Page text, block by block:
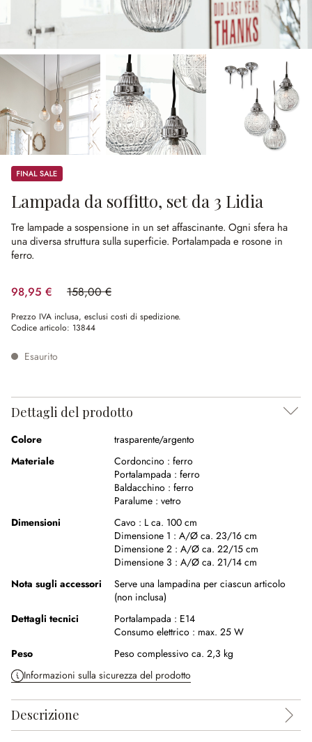
Sale
Lampada da soffitto, set da 3 Lidia
Tre lampade a sospensione in un set affascinante. Ogni sfera ha
una diversa struttura sulla superficie. Portalampada e rosone in
ferro.
98,95 € 158,00 €
(risparmio 37.37%)
Prezzo IVA inclusa, esclusi costi di spedizione.
Codice articolo: 13844
Esaurito
Dettagli del prodotto
Colore
trasparente/argento
Materiale
Cordoncino : ferro
Portalampada : ferro
Baldacchino : ferro
Paralume : vetro
Dimensioni
Cavo : L ca. 100 cm
Dimensione 1 : A/Ø ca. 23/16 cm
Dimensione 2 : A/Ø ca. 22/15 cm
Dimensione 3 : A/Ø ca. 21/14 cm
Nota sugli accessori
Serve una lampadina per ciascun articolo
(non inclusa)
Dettagli tecnici
Portalampada : E14
Consumo elettrico : max. 25 W
Peso
Peso complessivo ca. 2,3 kg
Informazioni sulla sicurezza del prodotto
Descrizione